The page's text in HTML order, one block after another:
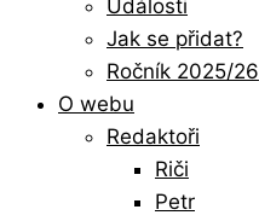
Události
Jak se přidat?
Ročník 2025/26
O webu
Redaktoři
Riči
Petr